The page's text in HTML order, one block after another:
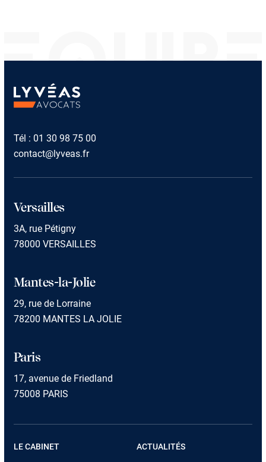
Tél : 01 30 98 75 00
contact@lyveas.fr
Versailles
3A, rue Pétigny
78000 VERSAILLES
Mantes-la-Jolie
29, rue de Lorraine
78200 MANTES LA JOLIE
Paris
17, avenue de Friedland
75008 PARIS
LE CABINET ACTUALITÉS